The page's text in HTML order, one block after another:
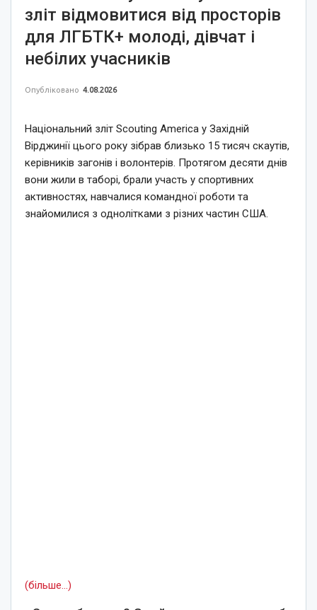
зліт відмовитися від просторів
для ЛГБТК+ молоді, дівчат і
небілих учасників
Опубліковано 4.08.2026
Національний зліт Scouting America у Західній
Вірджинії цього року зібрав близько 15 тисяч скаутів,
керівників загонів і волонтерів. Протягом десяти днів
вони жили в таборі, брали участь у спортивних
активностях, навчалися командної роботи та
знайомилися з однолітками з різних частин США.
(більше…)